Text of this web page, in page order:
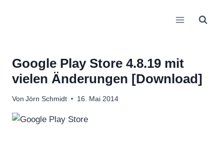
Google Play Store 4.8.19 mit
vielen Änderungen [Download]
Von Jörn Schmidt 16. Mai 2014